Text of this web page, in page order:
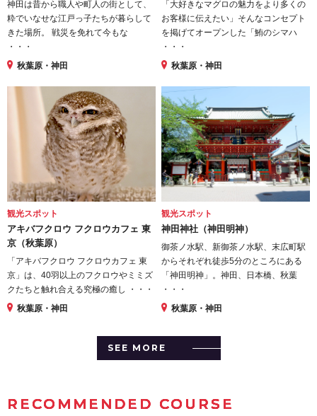
神田は昔から職人や町人の街として、
粋でいなせな江戸っ子たちが暮らして
きた場所。 戦災を免れて今もな
・・・
秋葉原・神田
「大好きなマグロの魅力をより多くの
お客様に伝えたい」そんなコンセプト
を掲げてオープンした「鮪のシマハ
・・・
秋葉原・神田
観光スポット
アキバフクロウ フクロウカフェ 東
京（秋葉原）
「アキバフクロウ フクロウカフェ 東
京」は、40羽以上のフクロウやミミズ
クたちと触れ合える究極の癒し ・・・
秋葉原・神田
観光スポット
神田神社（神田明神）
御茶ノ水駅、新御茶ノ水駅、末広町駅
からそれぞれ徒歩5分のところにある
「神田明神」。神田、日本橋、秋葉
・・・
秋葉原・神田
SEE MORE
RECOMMENDED COURSE